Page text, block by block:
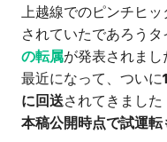
上越線でのピンチヒ
されていたであろうタ
の転属が発表されまし
最近になって、ついに
に回送されてきました
本稿公開時点で試運